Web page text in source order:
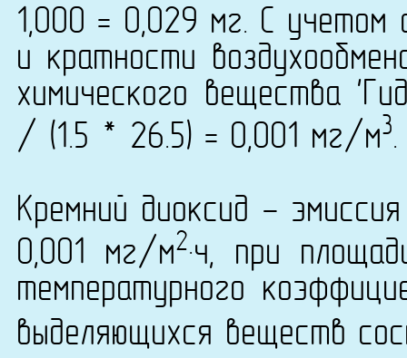
1,000 = 0,029 мг. С
и кратности
химического вещества
/ (1.5 * 26.5) = 0,001 мг/м3.
Кремний диоксид -
0,001 мг/м2·ч, при
температурного
выделяющихся веществ